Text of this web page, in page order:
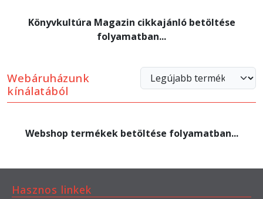
Könyvkultúra Magazin cikkajánló betöltése
folyamatban...
Webáruházunk
kínálatából
Webshop termékek betöltése folyamatban...
Hasznos linkek